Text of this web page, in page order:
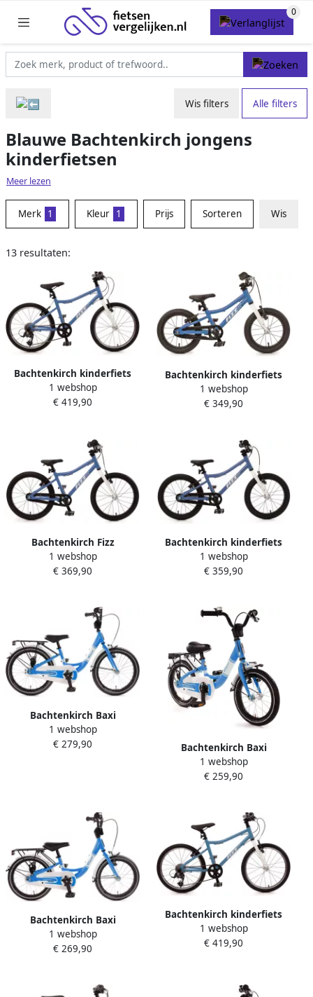
Wis filters Alle filters
Blauwe Bachtenkirch jongens
kinderfietsen
Meer lezen
Merk 1 Kleur 1 Prijs Sorteren Wis
13 resultaten:
Bachtenkirch kinderfiets
Fizz 20 inch alu mini blauw
1 webshop
€ 419,90
Bachtenkirch kinderfiets
Fizz 14 inch alu blauw
1 webshop
€ 349,90
Bachtenkirch Fizz
kinderfiets 18 inch
lichtgewicht aluminium
1 webshop
€ 369,90
Bachtenkirch kinderfiets
Fizz 16 inch alu blauw
1 webshop
€ 359,90
Bachtenkirch Baxi
kinderfiets 18 inch
aluminium blauw
1 webshop
€ 279,90
Bachtenkirch Baxi
kinderfiets 14 inch
aluminium blauw
1 webshop
€ 259,90
Bachtenkirch Baxi
kinderfiets 16 inch
aluminium blauw
1 webshop
€ 269,90
Bachtenkirch kinderfiets
Fizz 20 inch alu lichtblauw
1 webshop
€ 419,90